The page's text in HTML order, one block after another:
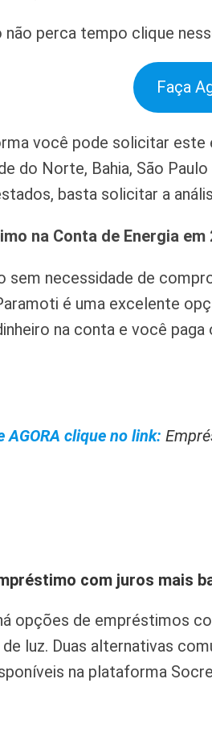
perca tempo clique
Faça
você pode solicitar este
do Norte, Bahia, São
basta solicitar a
na Conta de Energia em
sem necessidade de
é uma excelente
na conta e você
AGORA clique no link:
com juros mais
opções de empréstimos
luz. Duas alternativas
na plataforma